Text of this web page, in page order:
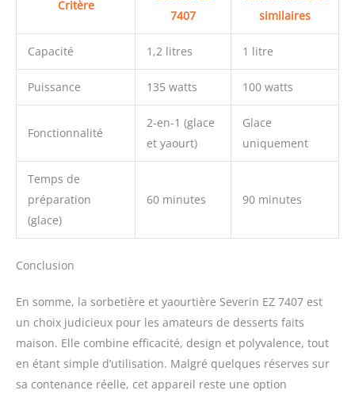
Critère
7407
similaires
Capacité 1,2 litres 1 litre
Puissance 135 watts 100 watts
Fonctionnalité
2-en-1 (glace
et yaourt)
Glace
uniquement
Temps de
préparation
(glace)
60 minutes 90 minutes
Conclusion
En somme, la sorbetière et yaourtière Severin EZ 7407 est
un choix judicieux pour les amateurs de desserts faits
maison. Elle combine efficacité, design et polyvalence, tout
en étant simple d’utilisation. Malgré quelques réserves sur
sa contenance réelle, cet appareil reste une option